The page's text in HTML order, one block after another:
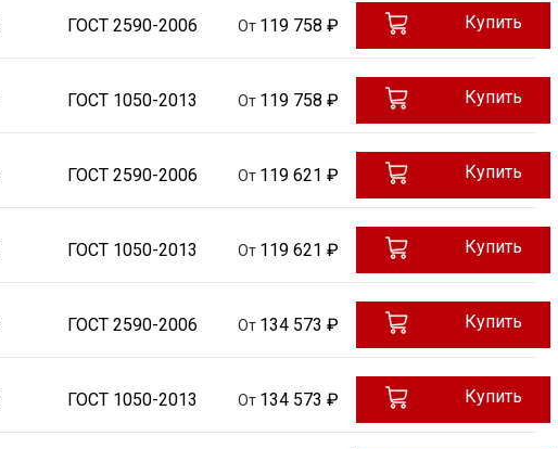
ГОСТ 2590-2006 От 119 758 ₽ Купить
ГОСТ 1050-2013 От 119 758 ₽ Купить
ГОСТ 2590-2006 От 119 621 ₽ Купить
ГОСТ 1050-2013 От 119 621 ₽ Купить
ГОСТ 2590-2006 От 134 573 ₽ Купить
ГОСТ 1050-2013 От 134 573 ₽ Купить